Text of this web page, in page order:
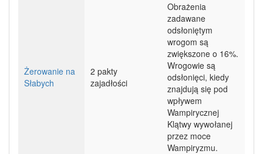
Żerowanie na
Słabych
2 pakty
zajadłości
Obrażenia
zadawane
odsłoniętym
wrogom są
zwiększone o 16%.
Wrogowie są
odsłonięci, kiedy
znajdują się pod
wpływem
Wampirycznej
Klątwy wywołanej
przez moce
Wampiryzmu.